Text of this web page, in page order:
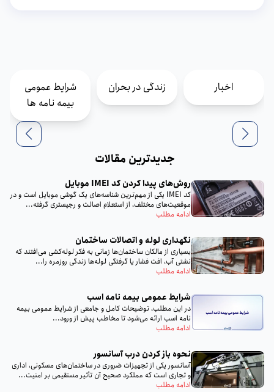
اخبار زندگی در بحران
شرایط عمومی
بیمه نامه ها
جدیدترین مقالات
روش‌های پیدا کردن کد IMEI موبایل
کد IMEI یکی از مهم‌ترین شناسه‌های یک گوشی موبایل است و در
موقعیت‌های مختلف، از استعلام اصالت و رجیستری گرفته...
ادامه مطلب
نگهداری لوله و اتصالات ساختمان
بسیاری از مالکان ساختمان‌ها زمانی به فکر لوله‌کشی می‌افتند که
نشتی آب، افت فشار یا گرفتگی لوله‌ها زندگی روزمره را...
ادامه مطلب
شرایط عمومی بیمه نامه اسب
در این مطلب، توضیحات کامل و جامعی از شرایط عمومی بیمه
نامه اسب ارائه می‌شود تا مخاطب پیش از ورود...
ادامه مطلب
نحوه باز کردن درب آسانسور
آسانسور یکی از تجهیزات ضروری در ساختمان‌های مسکونی، اداری
و تجاری است که عملکرد صحیح آن تأثیر مستقیمی بر امنیت...
ادامه مطلب